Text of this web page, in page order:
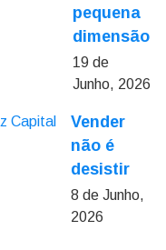
pequena
dimensão
19 de
Junho, 2026
Vender
não é
desistir
8 de Junho,
2026